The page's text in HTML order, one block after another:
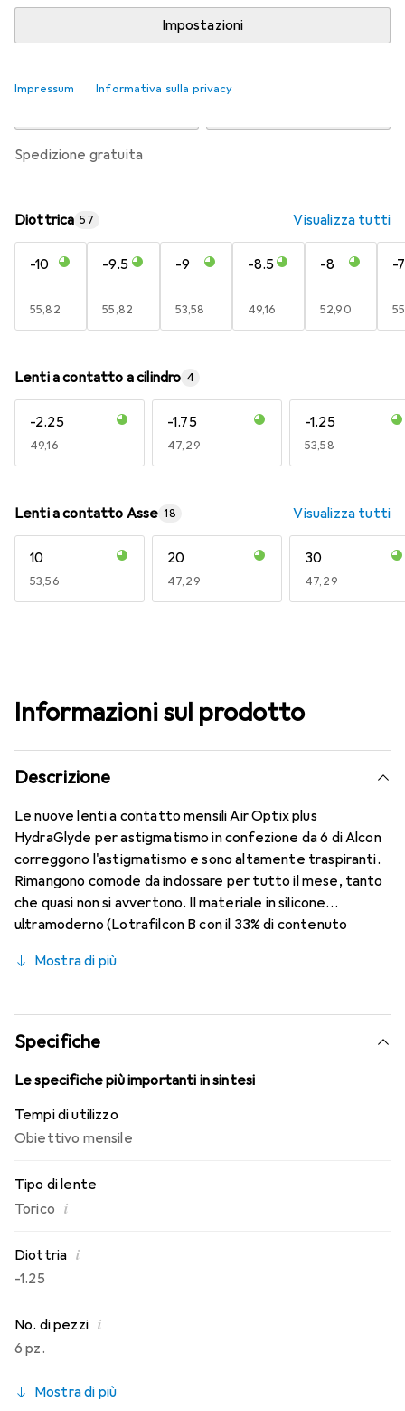
Impostazioni
Impressum Informativa sulla privacy
Più di 10 pezzi in stock presso il fornitore
spedizione gratuita
Diottrica 57 Visualizza tutti
-10
EUR
55,82
-9.5
EUR
55,82
-9
EUR
53,58
-8.5
EUR
49,16
-8
EUR
52,90
-
Lenti a contatto a cilindro 4
-2.25
EUR
49,16
-1.75
EUR
47,29
-1.25
EUR
53,58
Lenti a contatto Asse 18 Visualizza tutti
10
EUR
53,56
20
EUR
47,29
30
EUR
47,29
Informazioni sul prodotto
Descrizione
Le nuove lenti a contatto mensili Air Optix plus
HydraGlyde per astigmatismo in confezione da 6 di Alcon
correggono l'astigmatismo e sono altamente traspiranti.
Rimangono comode da indossare per tutto il mese, tanto
che quasi non si avvertono. Il materiale in silicone
ultramoderno (Lotrafilcon B con il 33% di contenuto
Moisture Matrix e la nota tecnologia SmartShield,
conosci. Comfort e assenza di fastidi per tutto il giorno
con queste lenti mensili.
Mostra di più
Specifiche
Le specifiche più importanti in sintesi
Tempi di utilizzo
Obiettivo mensile
Tipo di lente
Torico i
Diottria i
-1.25
No. di pezzi i
6 pz.
Mostra di più